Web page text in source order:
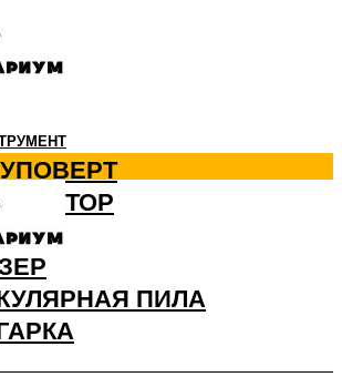
ПИЛА